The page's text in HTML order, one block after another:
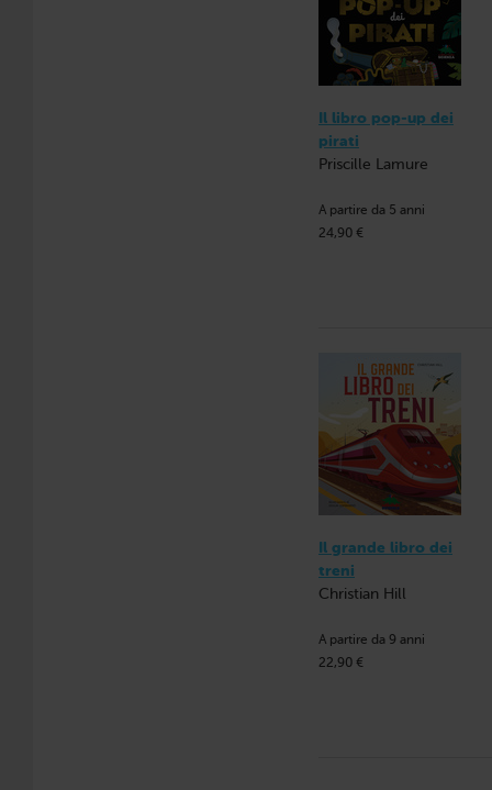
Il libro pop-up dei
pirati
Priscille Lamure
A partire da 5 anni
24,90 €
Il grande libro dei
treni
Christian Hill
A partire da 9 anni
22,90 €